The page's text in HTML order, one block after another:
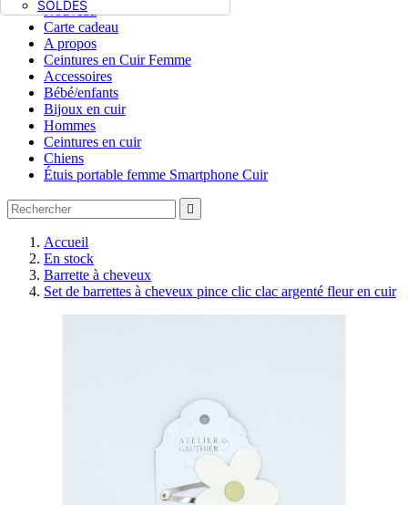
SOLDES
Nouveau
Carte cadeau
A propos
Ceintures en Cuir Femme
Accessoires
Bébé/enfants
Bijoux en cuir
Hommes
Ceintures en cuir
Chiens
Étuis portable femme Smartphone Cuir

Accueil
En stock
Barrette à cheveux
Set de barrettes à cheveux pince clic clac argenté fleur en cuir